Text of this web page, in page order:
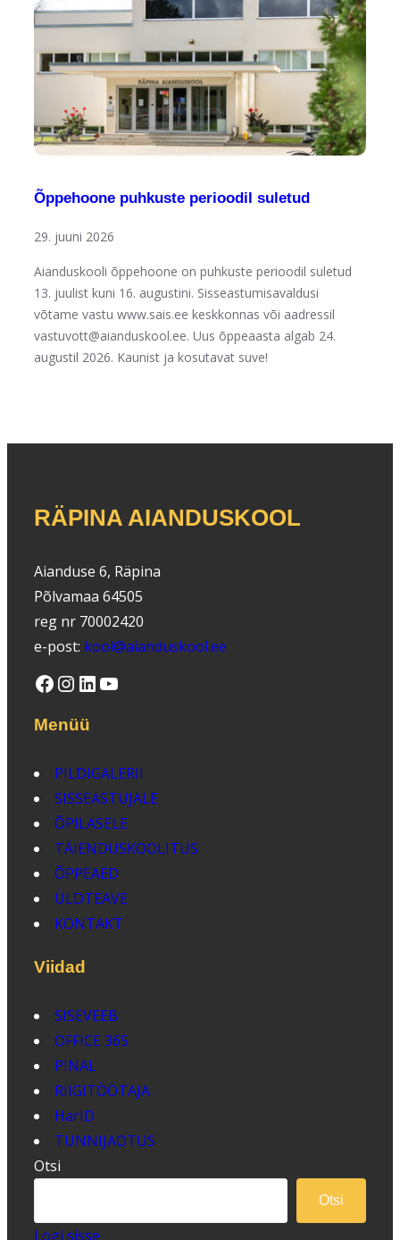
Õppehoone puhkuste perioodil suletud
29. juuni 2026
Aianduskooli õppehoone on puhkuste perioodil suletud
13. juulist kuni 16. augustini. Sisseastumisavaldusi
võtame vastu www.sais.ee keskkonnas või aadressil
vastuvott@aianduskool.ee. Uus õppeaasta algab 24.
augustil 2026. Kaunist ja kosutavat suve!
RÄPINA AIANDUSKOOL
Aianduse 6, Räpina
Põlvamaa 64505
reg nr 70002420
e-post: kool@aianduskool.ee
Facebook InstagramLinkedIn YouTube
Menüü
PILDIGALERII
SISSEASTUJALE
ÕPILASELE
TÄIENDUSKOOLITUS
ÕPPEAED
ÜLDTEAVE
KONTAKT
Viidad
SISEVEEB
OFFICE 365
PINAL
RIIGITÖÖTAJA
HarID
TUNNIJAOTUS
Otsi
Otsi
Logi sisse